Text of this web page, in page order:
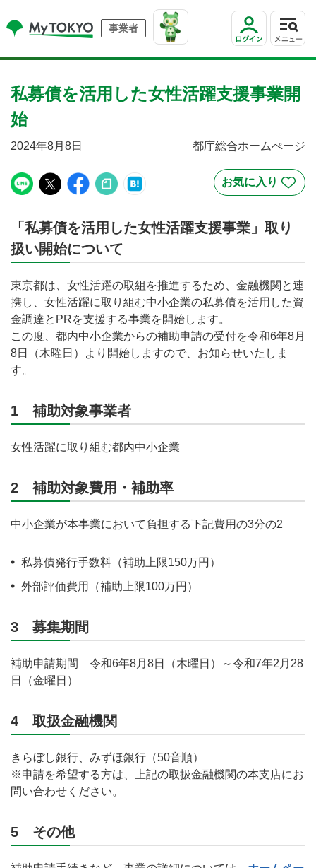
事業者
私募債を活用した女性活躍支援事業開
始
2024年8月8日 都庁総合ホームぺージ
「私募債を活用した女性活躍支援事業」取り
扱い開始について
東京都は、女性活躍の取組を推進するため、金融機関と連
携し、女性活躍に取り組む中小企業の私募債を活用した資
金調達とPRを支援する事業を開始します。
この度、都内中小企業からの補助申請の受付を令和6年8月
8日（木曜日）より開始しますので、お知らせいたしま
す。
1 補助対象事業者
女性活躍に取り組む都内中小企業
2 補助対象費用・補助率
中小企業が本事業において負担する下記費用の3分の2
私募債発行手数料（補助上限150万円）
外部評価費用（補助上限100万円）
3 募集期間
補助申請期間 令和6年8月8日（木曜日）～令和7年2月28
日（金曜日）
4 取扱金融機関
きらぼし銀行、みずほ銀行（50音順）
※申請を希望する方は、上記の取扱金融機関の本支店にお
問い合わせください。
5 その他